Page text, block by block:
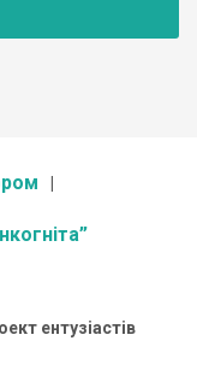
ентузіастів